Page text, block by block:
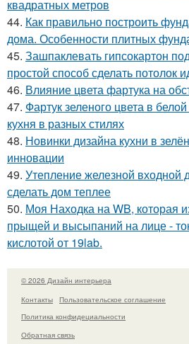
квадратных метров
44. Как правильно построить
дома. Особенности плитных
45. Зашпаклевать гипсокартон
простой способ сделать потолок
46. Влияние цвета фартука на
47. Фартук зеленого цвета в
кухня в разных стилях
48. Новинки дизайна кухни в
инновации
49. Утепление железной входной
сделать дом теплее
50. Моя Находка на WB, которая
прыщей и высыпаний на лице -
кислотой от 19lab.
© 2026 Дизайн интерьера
Контакты
Пользовательское соглашение
Политика конфидециальности
Обратная связь